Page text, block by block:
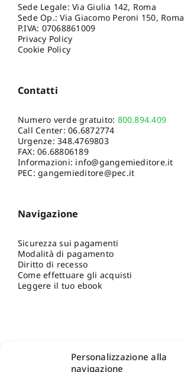
Personalizzazione alla
navigazione
Sede Legale: Via Giulia 142, Roma
Sede Op.: Via Giacomo Peroni 150, Roma
P.IVA: 07068861009
Privacy Policy
Cookie Policy
Contatti
Numero verde gratuito: 800.894.409
Call Center:06.6872774
Urgenze:348.4769803
FAX: 06.68806189
Informazioni: info@gangemieditore.it
PEC: gangemieditore@pec.it
Navigazione
Sicurezza sui pagamenti
Modalità di pagamento
Diritto di recesso
Come effettuare gli acquisti
Leggere il tuo ebook